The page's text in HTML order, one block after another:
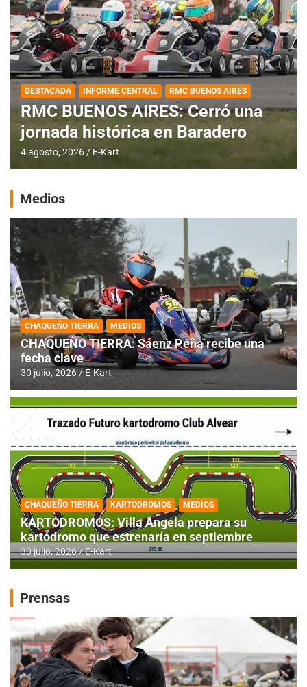
DESTACADA INFORME CENTRAL RMC BUENOS AIRES
RMC BUENOS AIRES: Cerró una
jornada histórica en Baradero
4 agosto, 2026 E-Kart
Medios
CHAQUEÑO TIERRA MEDIOS
CHAQUEÑO TIERRA: Sáenz Peña recibe una
fecha clave
30 julio, 2026 E-Kart
CHAQUEÑO TIERRA KARTODROMOS MEDIOS
KARTODROMOS: Villa Angela prepara su
kartódromo que estrenaría en septiembre
30 julio, 2026 E-Kart
Prensas